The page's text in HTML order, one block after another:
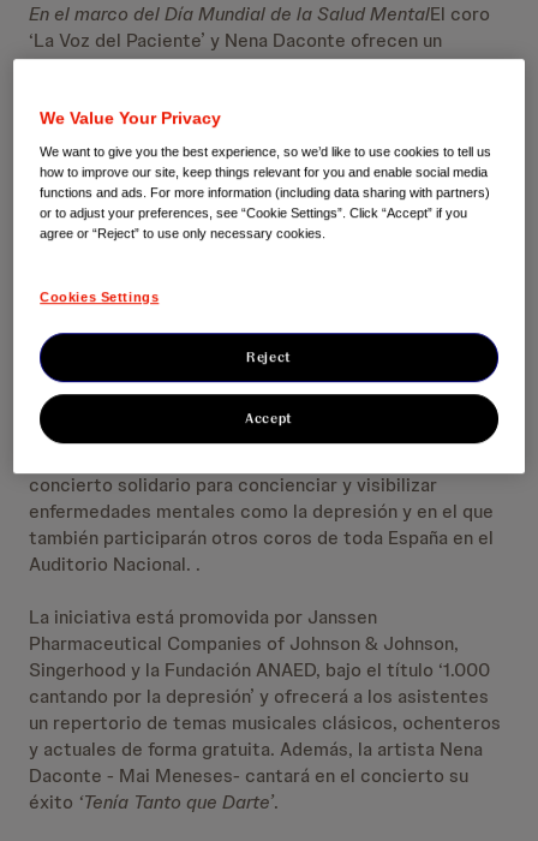
En el marco del Día Mundial de la Salud MentalEl coro
‘La Voz del Paciente’ y Nena Daconte ofrecen un
concierto para visibilizar la salud mental
El coro se une a otros coros de toda España para
sensibilizar sobre la importancia de la salud mental a
través de la música.
Durante el concierto se lanzarán mensajes de apoyo
a las personas que conviven con algún problema de
La Organización Mundial de la Salud (OMS) sitúa a
prevalencia de depresión.
Madrid, 4 de octubre de 2023.-
Paciente
’ y la cantante Nena Daconte unen sus voces en
concierto solidario para concienciar y visibilizar
enfermedades mentales como la depresión y en el que
también participarán otros coros de toda España en el
Auditorio Nacional. .
La iniciativa está promovida por Janssen
Pharmaceutical Companies of Johnson & Johnson,
Singerhood y la Fundación ANAED, bajo el título ‘1.000
cantando por la depresión’ y ofrecerá a los asistentes
un repertorio de temas musicales clásicos, ochenteros
y actuales de forma gratuita. Además, la artista Nena
Daconte - Mai Meneses- cantará en el concierto su
éxito ‘Tenía Tanto que Darte’.
We Value Your Privacy
We want to give you the best experience, so we’d like to use cookies to tell us
how to improve our site, keep things relevant for you and enable social media
functions and ads. For more information (including data sharing with partners)
or to adjust your preferences, see “Cookie Settings”. Click “Accept” if you
agree or “Reject” to use only necessary cookies.
Cookies Settings
Reject
Accept